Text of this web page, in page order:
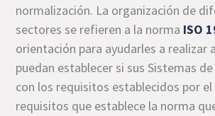
normalización. La organización de
sectores se refieren a la norma ISO
orientación para ayudarles a realizar
puedan establecer si sus Sistemas
con los requisitos establecidos por
requisitos que establece la norma